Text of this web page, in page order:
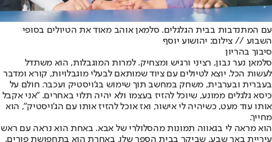
עם המתנדבות בבית הגלגלים. סלמאן אוהב מאוד את הטיולים בסופי
השבוע // צילום: יהושוע יוסף
סיבוך בהריון
סלמאן נער נבון, רציני ורגיש ומצחיק. למרות המוגבלות, הוא משתדל
לעשות הכל. יוצא לטיולים עם ציוד שמותאם לבעלי מוגבלויות, קורא ומדבר
בעברית ובערבית, משחק במחשב תוך שימוש בג'ויסטיק ועכבר. חולם על
כיסא גלגלים ממונע, שיוכל להזיז בעצמו ולא יהיה תלוי באחרים. "אני אקבל
אותו עוד מעט, כשיהיה לי אישור, ואז אוכל להזיז אותו עם הג'ויסטיק", הוא
מחייך.
הוא מראה לי בגאווה תמונות מהסלולרי של אבא. באחת הוא נראה עם ראש
עיריית באר שבע, שביקר בבית הספר שלו. באחרת הוא בתחפושת פורים.